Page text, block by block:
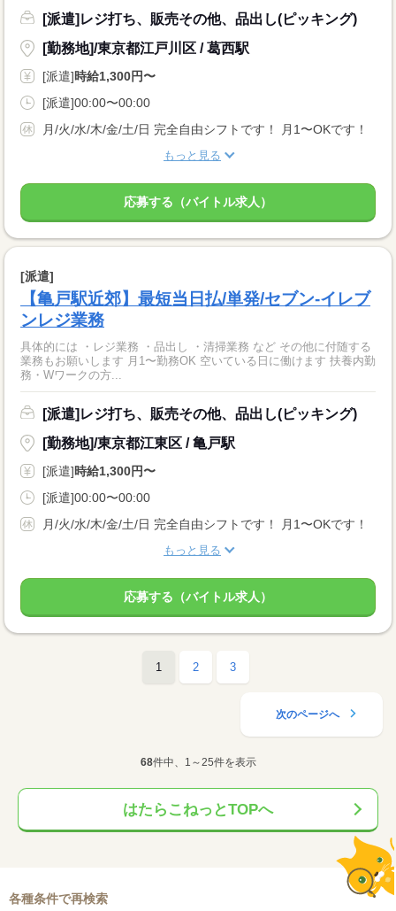
[派遣]レジ打ち、販売その他、品出し(ピッキング)
[勤務地]/東京都江戸川区 / 葛西駅
[派遣]時給1,300円〜
[派遣]00:00〜00:00
月/火/水/木/金/土/日 完全自由シフトです！ 月1〜OKです！
もっと見る
応募する（バイトル求人）
[派遣]
【亀戸駅近郊】最短当日払/単発/セブン-イレブ
ンレジ業務
具体的には ・レジ業務 ・品出し ・清掃業務 など その他に付随する
業務もお願いします 月1〜勤務OK 空いている日に働けます 扶養内勤
務・Wワークの方...
[派遣]レジ打ち、販売その他、品出し(ピッキング)
[勤務地]/東京都江東区 / 亀戸駅
[派遣]時給1,300円〜
[派遣]00:00〜00:00
月/火/水/木/金/土/日 完全自由シフトです！ 月1〜OKです！
もっと見る
応募する（バイトル求人）
1 2 3
次のページへ
68件中、1～25件を表示
はたらこねっとTOPへ
各種条件で再検索